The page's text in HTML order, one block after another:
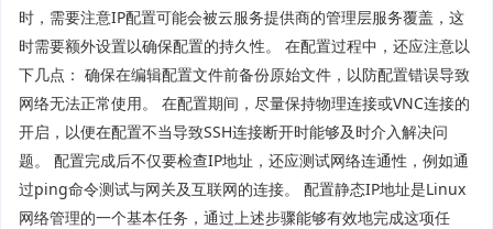
时，需要注意IP配置可能会被云服务提供商的管理层服务覆盖，这
时需要额外设置以确保配置的持久性。 在配置过程中，还应注意以
下几点： 确保在编辑配置文件前备份原始文件，以防配置错误导致
网络无法正常使用。 在配置期间，尽量保持物理连接或VNC连接的
开启，以便在配置不当导致SSH连接断开时能够及时介入解决问
题。 配置完成后不仅要检查IP地址，还应测试网络连通性，例如通
过ping命令测试与网关及互联网的连接。 配置静态IP地址是Linux
网络管理的一个基本任务，通过上述步骤能够有效地完成这项任